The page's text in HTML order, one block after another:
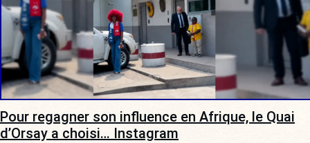
Pour regagner son influence en Afrique, le Quai
d’Orsay a choisi… Instagram